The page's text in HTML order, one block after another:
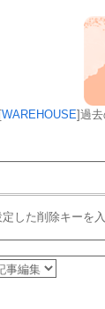
[WAREHOUSE]過去
した削除キーを